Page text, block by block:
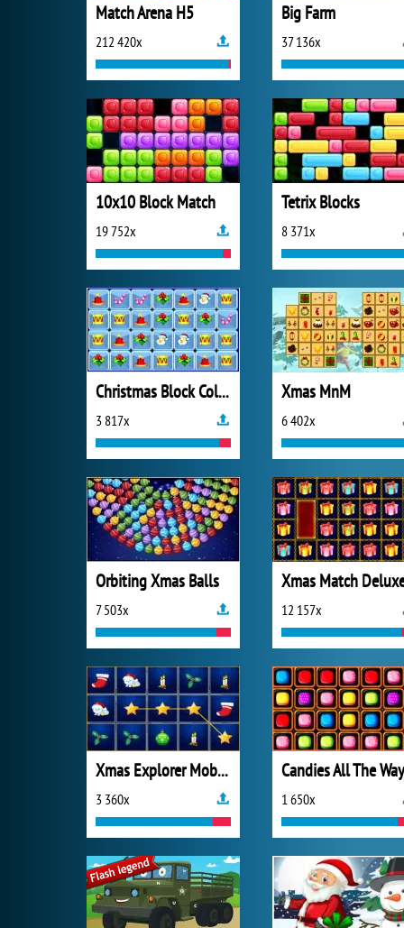
Match Arena H5
212 420x
Big Farm
37 136x
10x10 Block Match
19 752x
Tetrix Blocks
8 371x
Christmas Block Collapse
3 817x
Xmas MnM
6 402x
Orbiting Xmas Balls
7 503x
Xmas Match
12 157x
Xmas Explorer Mobile
3 360x
Candies All The Way
1 650x